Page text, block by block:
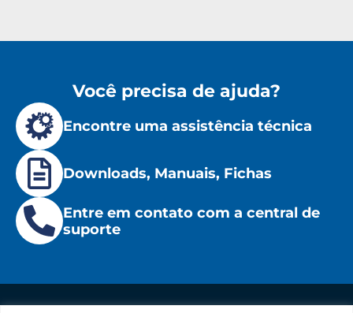
Você precisa de ajuda?
Encontre uma assistência técnica
Downloads, Manuais, Fichas
Entre em contato com a central de
suporte